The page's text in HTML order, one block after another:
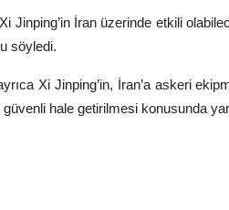
Xi Jinping’in İran üzerinde etkili
söyledi.
Xi Jinping’in, İran’a askeri
hale getirilmesi konusunda